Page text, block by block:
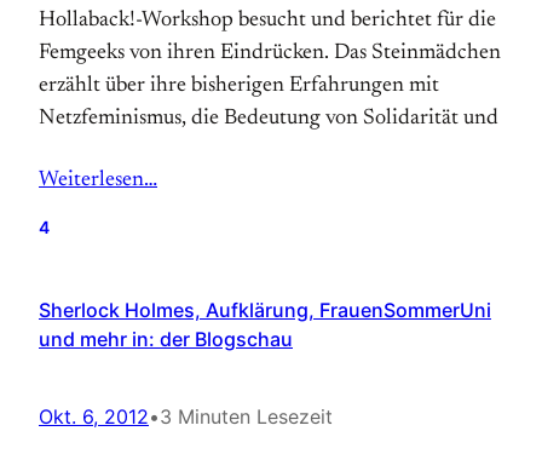
Hollaback!-Workshop besucht und berichtet für die
Femgeeks von ihren Eindrücken. Das Steinmädchen
erzählt über ihre bisherigen Erfahrungen mit
Netzfeminismus, die Bedeutung von Solidarität und
Weiterlesen…
4
Sherlock Holmes, Aufklärung, FrauenSommerUni
und mehr in: der Blogschau
Okt. 6, 2012•3 Minuten Lesezeit